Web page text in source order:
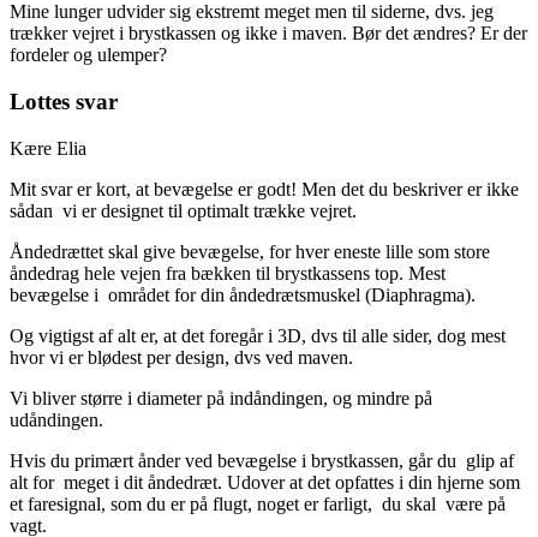
Mine lunger udvider sig ekstremt meget men til siderne, dvs. jeg
trækker vejret i brystkassen og ikke i maven. Bør det ændres? Er der
fordeler og ulemper?
Lottes svar
Kære Elia
Mit svar er kort, at bevægelse er godt! Men det du beskriver er ikke
sådan vi er designet til optimalt trække vejret.
Åndedrættet skal give bevægelse, for hver eneste lille som store
åndedrag hele vejen fra bækken til brystkassens top. Mest
bevægelse i området for din åndedrætsmuskel (Diaphragma).
Og vigtigst af alt er, at det foregår i 3D, dvs til alle sider, dog mest
hvor vi er blødest per design, dvs ved maven.
Vi bliver større i diameter på indåndingen, og mindre på
udåndingen.
Hvis du primært ånder ved bevægelse i brystkassen, går du glip af
alt for meget i dit åndedræt. Udover at det opfattes i din hjerne som
et faresignal, som du er på flugt, noget er farligt, du skal være på
vagt.